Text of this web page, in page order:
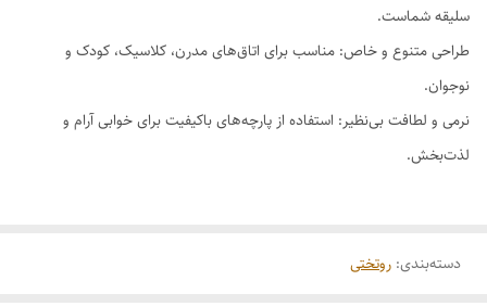
سلیقه شماست.
طراحی متنوع و خاص: مناسب برای اتاق‌های مدرن، کلاسیک، کودک و
نوجوان.
نرمی و لطافت بی‌نظیر: استفاده از پارچه‌های باکیفیت برای خوابی آرام و
لذت‌بخش.
دسته‌بندی: روتختی